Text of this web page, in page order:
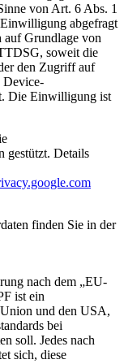
von Art. 6 Abs. 1
abgefragt
auf Grundlage von
soweit die
den Zugriff auf
Device-
Die Einwilligung ist
gestützt. Details
finden Sie in der
nach dem „EU-
ist ein
und den USA,
bei
soll. Jedes nach
sich, diese